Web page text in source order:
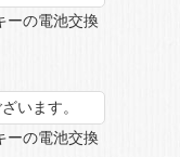
ーの電池交換
います。
ーの電池交換